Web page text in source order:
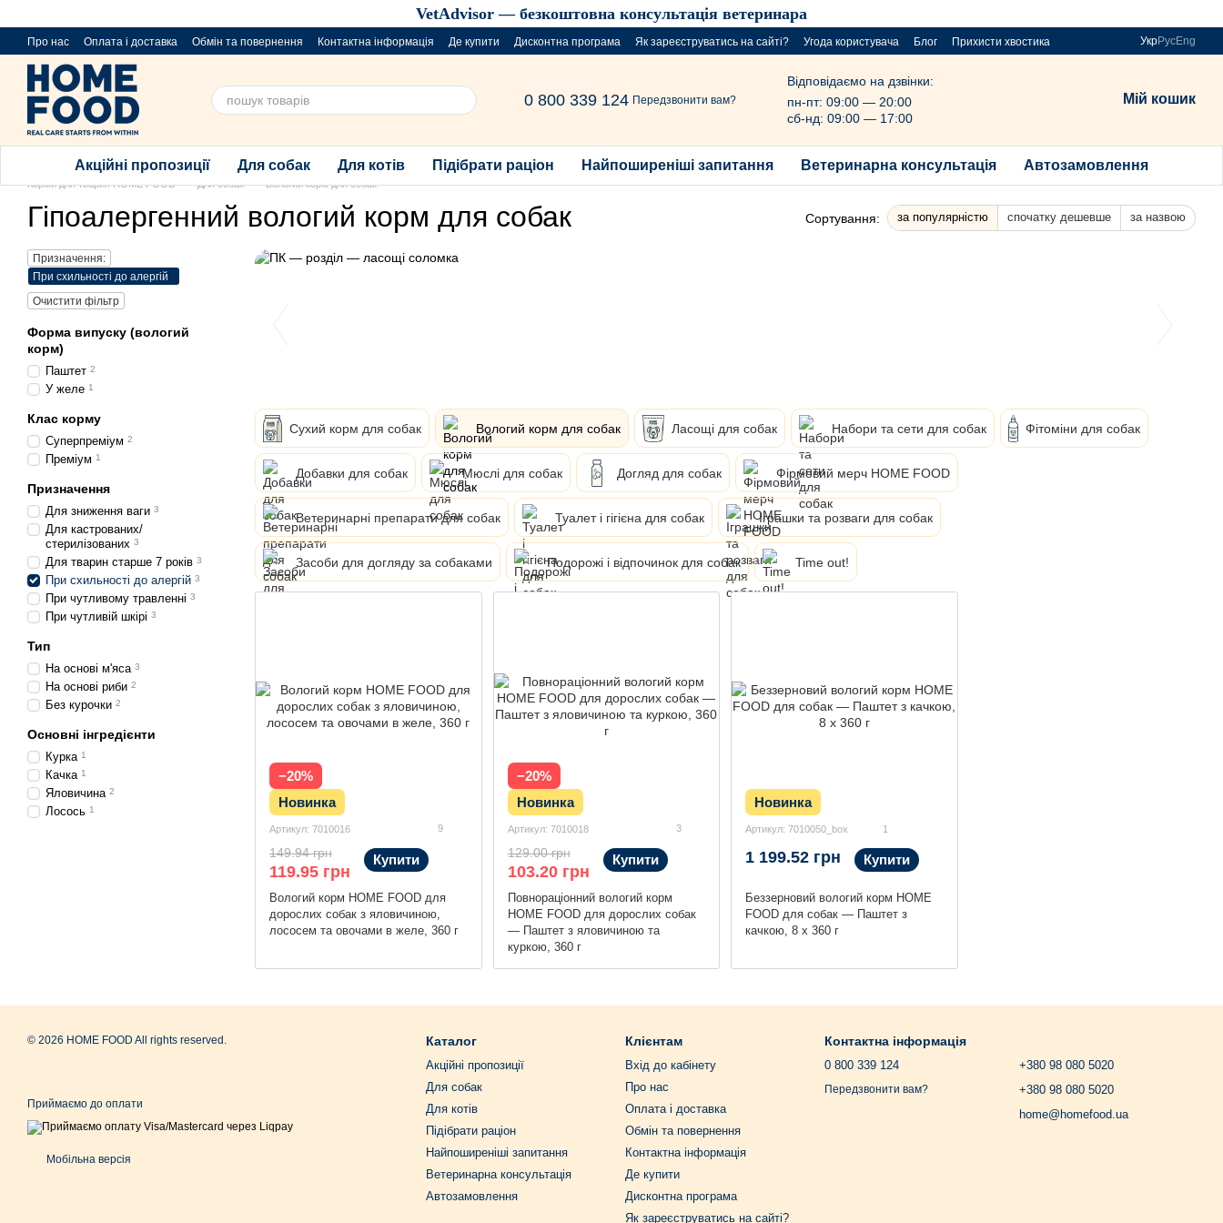
VetAdvisor — безкоштовна консультація ветеринара
Про нас Оплата і доставка Обмін та повернення Контактна інформація Де купити Дисконтна програма Як зареєструватись на сайті? Угода користувача Блог
Прихисти хвостика
УкрРусEng
0 800 339 124 Передзвонити вам?
Відповідаємо на дзвінки:
пн-пт: 09:00 — 20:00
сб-нд: 09:00 — 17:00
Мій кошик
Акційні пропозиції Для собак Для котів Підібрати раціон Найпоширеніші запитання Ветеринарна консультація Автозамовлення
Корми для тварин HOME FOOD Для собак Вологий корм для собак
Гіпоалергенний вологий корм для собак Сортування: за популярністю спочатку дешевше за назвою
Сухий корм для собак Вологий корм для собак Ласощі для собак Набори та сети для собак Фітоміни для собак
Добавки для собак Мюслі для собак Догляд для собак Фірмовий мерч HOME FOOD
Ветеринарні препарати для собак Туалет і гігієна для собак Іграшки та розваги для собак
Засоби для догляду за собаками Подорожі і відпочинок для собак Time out!
−20%
Новинка
Артикул: 7010016 9
Вологий корм HOME FOOD для
дорослих собак з яловичиною,
лососем та овочами в желе, 360 г
149.94 грн
119.95 грн
Купити
−20%
Новинка
Артикул: 7010018 3
Повнораціонний вологий корм
HOME FOOD для дорослих собак
— Паштет з яловичиною та
куркою, 360 г
129.00 грн
103.20 грн
Купити
Новинка
Артикул: 7010050_box 1
Беззерновий вологий корм HOME
FOOD для собак — Паштет з
качкою, 8 х 360 г
1 199.52 грн Купити
Призначення:
При схильності до алергій
Очистити фільтр
Форма випуску (вологий
корм)
Паштет 2
У желе 1
Клас корму
Суперпреміум 2
Преміум 1
Призначення
Для зниження ваги 3
Для кастрованих/
стерилізованих 3
Для тварин старше 7 років 3
При схильності до алергій 3
При чутливому травленні 3
При чутливій шкірі 3
Тип
На основі м'яса 3
На основі риби 2
Без курочки 2
Основні інгредієнти
Курка 1
Качка 1
Яловичина 2
Лосось 1
© 2026 HOME FOOD All rights reserved.
Приймаємо до оплати
Мобільна версія
Каталог
Акційні пропозиції
Для собак
Для котів
Підібрати раціон
Найпоширеніші запитання
Ветеринарна консультація
Автозамовлення
Клієнтам
Вхід до кабінету
Про нас
Оплата і доставка
Обмін та повернення
Контактна інформація
Де купити
Дисконтна програма
Як зареєструватись на сайті?
Контактна інформація
0 800 339 124
Передзвонити вам?
+380 98 080 5020
+380 98 080 5020
home@homefood.ua